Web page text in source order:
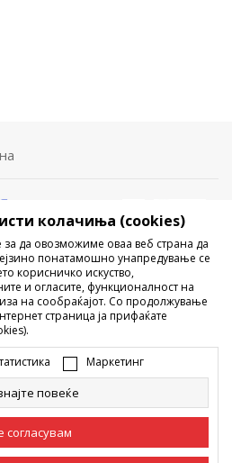
или користење на содржината од
Vision, делумно или целосно a се
марки, комерцијални содржини, ниту
лица, јавно да се објавуваат или да
без писмена согласност од БДС.МК
ДООЕЛ.
во описот на производот,
но не можеме да гарантираме дака
и без грешка. Сите прикажани
во секој момент. Достапноста на
и на телефонскиот број 02 3055
колачиња (cookies)
да овозможиме оваа веб страна да
понатамошно унапредување се
корисничко искуство,
и огласите, функционалност на
на сообраќајот. Со продолжување
страница ја прифаќате
Маркетинг
повеќе
согласувам